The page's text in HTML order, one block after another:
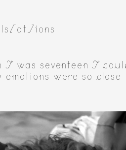
I was seventeen I
emotions were so